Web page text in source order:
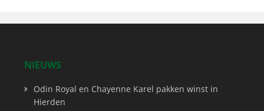
NIEUWS
Odin Royal en Chayenne Karel pakken winst in
Hierden